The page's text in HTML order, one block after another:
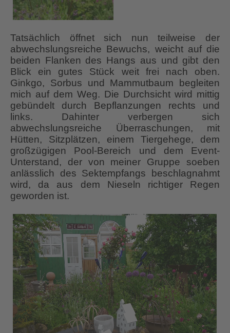
Tatsächlich öffnet sich nun teilweise der
abwechslungsreiche Bewuchs, weicht auf die
beiden Flanken des Hangs aus und gibt den
Blick ein gutes Stück weit frei nach oben.
Ginkgo, Sorbus und Mammutbaum begleiten
mich auf dem Weg. Die Durchsicht wird mittig
gebündelt durch Bepflanzungen rechts und
links. Dahinter verbergen sich
abwechslungsreiche Überraschungen, mit
Hütten, Sitzplätzen, einem Tiergehege, dem
großzügigen Pool-Bereich und dem Event-
Unterstand, der von meiner Gruppe soeben
anlässlich des Sektempfangs beschlagnahmt
wird, da aus dem Nieseln richtiger Regen
geworden ist.